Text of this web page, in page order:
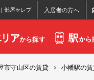
部屋セレブ 入居者の方へ
市守山区の賃貸 小幡駅の